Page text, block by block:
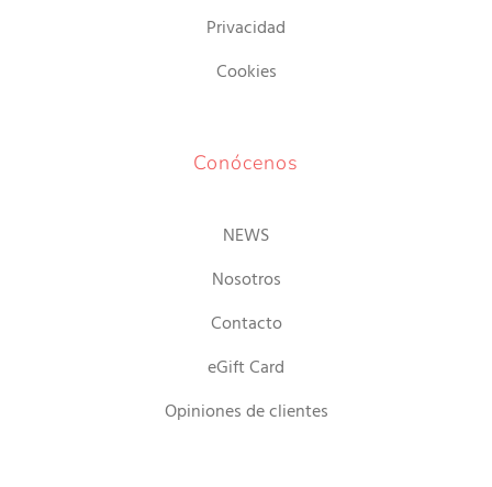
Privacidad
Cookies
Conócenos
NEWS
Nosotros
Contacto
eGift Card
Opiniones de clientes